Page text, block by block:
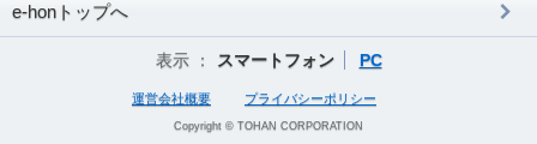
e-honトップへ
表示 ： スマートフォン PC
運営会社概要 プライバシーポリシー
Copyright © TOHAN CORPORATION